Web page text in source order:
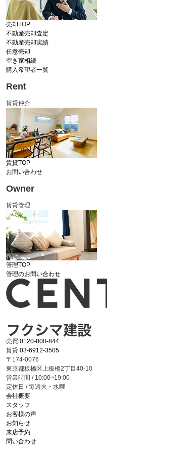
売却TOP
不動産売却査定
不動産売却実績
任意売却
空き家相続
購入希望者一覧
Rent
賃貸仲介
賃貸TOP
お問い合わせ
Owner
賃貸管理
管理TOP
管理のお問い合わせ
売買 0120-800-844
賃貸 03-6912-3505
〒174-0076
東京都板橋区上板橋2丁目40-10
営業時間 / 10:00~19:00
定休日 / 毎週火・水曜
会社概要
スタッフ
お客様の声
お知らせ
来店予約
問い合わせ